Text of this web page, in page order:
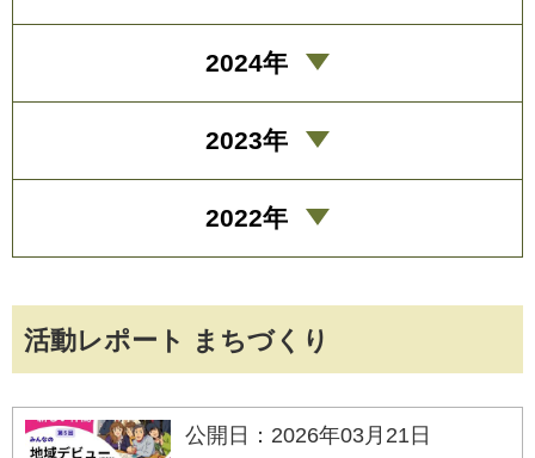
活動レポート まちづくり
公開日：2026年03月21日
2024年
2023年
2022年